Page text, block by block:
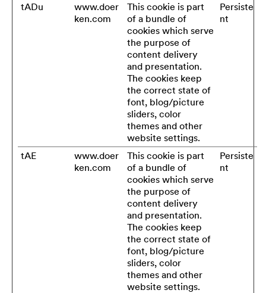
tADu
www.doer
ken.com
This cookie is part
of a bundle of
cookies which serve
the purpose of
content delivery
and presentation.
The cookies keep
the correct state of
font, blog/picture
sliders, color
themes and other
website settings.
Persiste
nt
tAE
www.doer
ken.com
This cookie is part
of a bundle of
cookies which serve
the purpose of
content delivery
and presentation.
The cookies keep
the correct state of
font, blog/picture
sliders, color
themes and other
website settings.
Persiste
nt